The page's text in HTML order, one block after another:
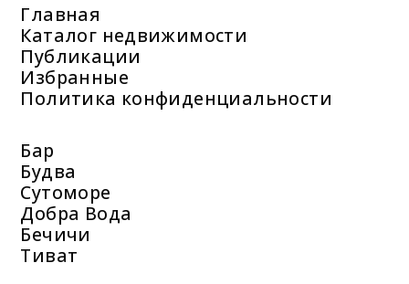
Главная
Каталог недвижимости
Публикации
Избранные
Политика конфиденциальности
Бар
Будва
Сутоморе
Добра Вода
Бечичи
Тиват